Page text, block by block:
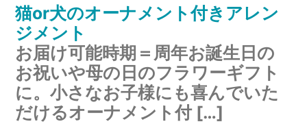
猫or犬のオーナメント付きアレン
ジメント
お届け可能時期＝周年お誕生日の
お祝いや母の日のフラワーギフト
に。小さなお子様にも喜んでいた
だけるオーナメント付 […]